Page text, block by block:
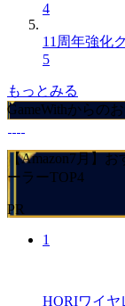
4
11周年強化
5
もっとみる
GameWithからの
【Amazon7月】
ーラーTOP4
PR
1
HORIワイヤ